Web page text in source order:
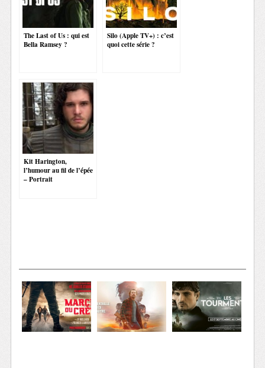
The Last of Us : qui est
Bella Ramsey ?
Silo (Apple TV+) : c’est
quoi cette série ?
Kit Harington,
l’humour au fil de l’épée
– Portrait